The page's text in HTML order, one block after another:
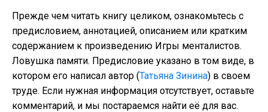
Прежде чем читать книгу целиком, ознакомьтесь с
предисловием, аннотацией, описанием или кратким
содержанием к произведению Игры менталистов.
Ловушка памяти. Предисловие указано в том виде, в
котором его написал автор (Татьяна Зинина) в своем
труде. Если нужная информация отсутствует, оставьте
комментарий, и мы постараемся найти её для вас.